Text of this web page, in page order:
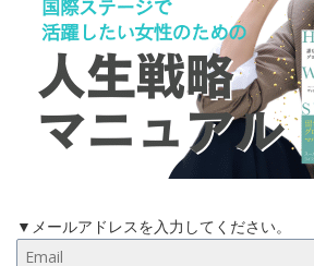
▼メールアドレスを入力してください。